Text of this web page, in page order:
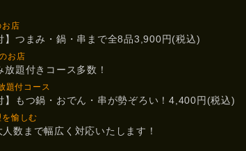
お店
】つまみ・鍋・串まで全8品3,900円(税込)
お店
題付きコース多数！
題付コース
】もつ鍋・おでん・串が勢ぞろい！4,400円(税込)
愉しむ
数まで幅広く対応いたします！